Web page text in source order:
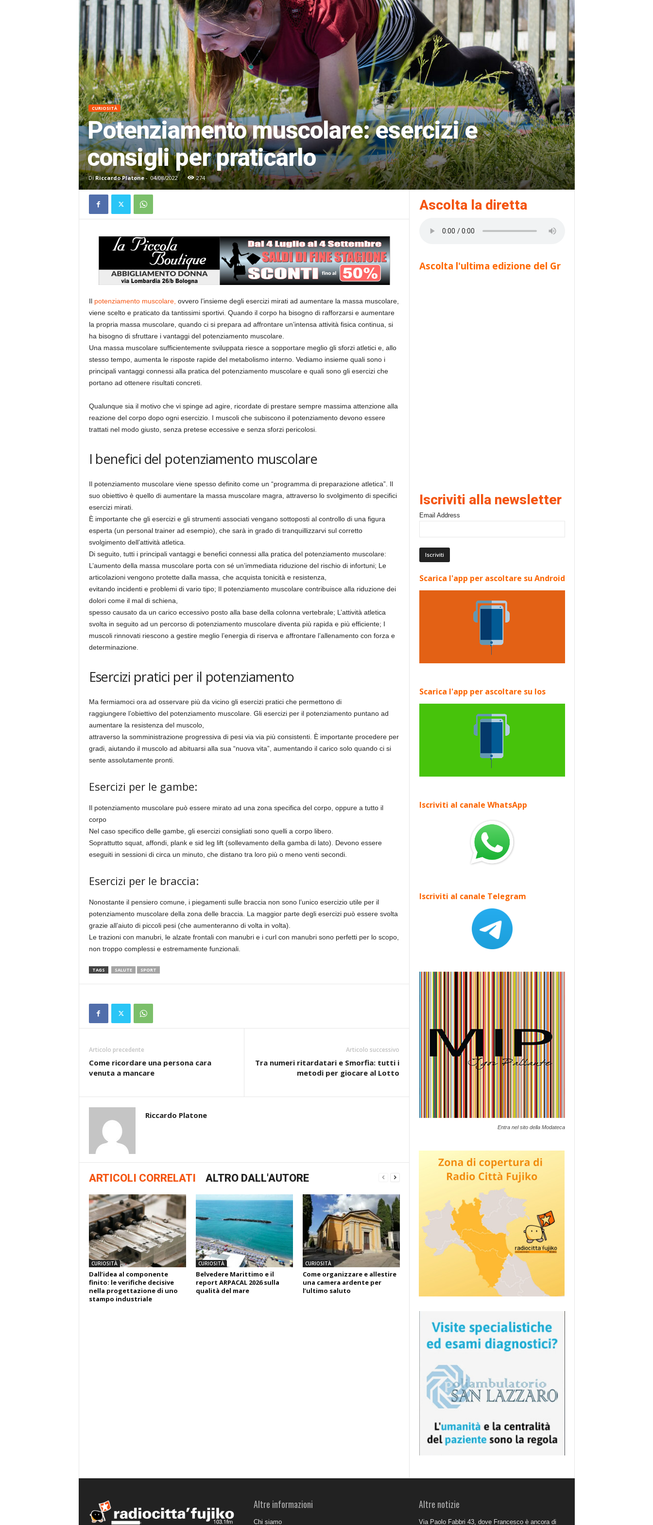
CURIOSITÀ
Potenziamento muscolare: esercizi e
consigli per praticarlo
Di Riccardo Platone- 04/08/2022 274
Il potenziamento muscolare, ovvero l’insieme degli esercizi mirati ad aumentare la massa muscolare,
viene scelto e praticato da tantissimi sportivi. Quando il corpo ha bisogno di rafforzarsi e aumentare
la propria massa muscolare, quando ci si prepara ad affrontare un’intensa attività fisica continua, si
ha bisogno di sfruttare i vantaggi del potenziamento muscolare.
Una massa muscolare sufficientemente sviluppata riesce a sopportare meglio gli sforzi atletici e, allo
stesso tempo, aumenta le risposte rapide del metabolismo interno. Vediamo insieme quali sono i
principali vantaggi connessi alla pratica del potenziamento muscolare e quali sono gli esercizi che
portano ad ottenere risultati concreti.
Qualunque sia il motivo che vi spinge ad agire, ricordate di prestare sempre massima attenzione alla
reazione del corpo dopo ogni esercizio. I muscoli che subiscono il potenziamento devono essere
trattati nel modo giusto, senza pretese eccessive e senza sforzi pericolosi.
I benefici del potenziamento muscolare
Il potenziamento muscolare viene spesso definito come un “programma di preparazione atletica”. Il
suo obiettivo è quello di aumentare la massa muscolare magra, attraverso lo svolgimento di specifici
esercizi mirati.
È importante che gli esercizi e gli strumenti associati vengano sottoposti al controllo di una figura
esperta (un personal trainer ad esempio), che sarà in grado di tranquillizzarvi sul corretto
svolgimento dell’attività atletica.
Di seguito, tutti i principali vantaggi e benefici connessi alla pratica del potenziamento muscolare:
L’aumento della massa muscolare porta con sé un’immediata riduzione del rischio di infortuni; Le
articolazioni vengono protette dalla massa, che acquista tonicità e resistenza,
evitando incidenti e problemi di vario tipo; Il potenziamento muscolare contribuisce alla riduzione dei
dolori come il mal di schiena,
spesso causato da un carico eccessivo posto alla base della colonna vertebrale; L’attività atletica
svolta in seguito ad un percorso di potenziamento muscolare diventa più rapida e più efficiente; I
muscoli rinnovati riescono a gestire meglio l’energia di riserva e affrontare l’allenamento con forza e
determinazione.
Esercizi pratici per il potenziamento
Ma fermiamoci ora ad osservare più da vicino gli esercizi pratici che permettono di
raggiungere l’obiettivo del potenziamento muscolare. Gli esercizi per il potenziamento puntano ad
aumentare la resistenza del muscolo,
attraverso la somministrazione progressiva di pesi via via più consistenti. È importante procedere per
gradi, aiutando il muscolo ad abituarsi alla sua “nuova vita”, aumentando il carico solo quando ci si
sente assolutamente pronti.
Esercizi per le gambe:
Il potenziamento muscolare può essere mirato ad una zona specifica del corpo, oppure a tutto il
corpo
Nel caso specifico delle gambe, gli esercizi consigliati sono quelli a corpo libero.
Soprattutto squat, affondi, plank e sid leg lift (sollevamento della gamba di lato). Devono essere
eseguiti in sessioni di circa un minuto, che distano tra loro più o meno venti secondi.
Esercizi per le braccia:
Nonostante il pensiero comune, i piegamenti sulle braccia non sono l’unico esercizio utile per il
potenziamento muscolare della zona delle braccia. La maggior parte degli esercizi può essere svolta
grazie all’aiuto di piccoli pesi (che aumenteranno di volta in volta).
Le trazioni con manubri, le alzate frontali con manubri e i curl con manubri sono perfetti per lo scopo,
non troppo complessi e estremamente funzionali.
TAGS SALUTE SPORT
Articolo precedente
Come ricordare una persona cara
venuta a mancare
Articolo successivo
Tra numeri ritardatari e Smorfia: tutti i
metodi per giocare al Lotto
Riccardo Platone
ARTICOLI CORRELATI ALTRO DALL'AUTORE
CURIOSITÀ
Dall’idea al componente
finito: le verifiche decisive
nella progettazione di uno
stampo industriale
CURIOSITÀ
Belvedere Marittimo e il
report ARPACAL 2026 sulla
qualità del mare
CURIOSITÀ
Come organizzare e allestire
una camera ardente per
l’ultimo saluto
Ascolta la diretta
Ascolta l'ultima edizione del Gr
Iscriviti alla newsletter
Email Address
Scarica l'app per ascoltare su Android
Scarica l'app per ascoltare su Ios
Iscriviti al canale WhatsApp
Iscriviti al canale Telegram
Entra nel sito della Modateca
Altre informazioni
Chi siamo
Altre notizie
Via Paolo Fabbri 43, dove Francesco è ancora di